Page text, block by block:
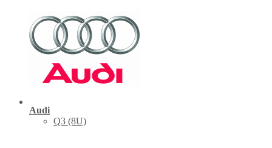
Audi
Q3 (8U)